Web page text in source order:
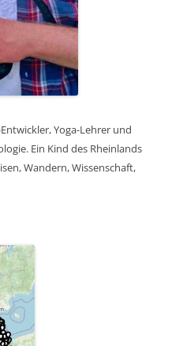
Yoga-Lehrer und
Ein Kind des Rheinlands
Wandern, Wissenschaft,